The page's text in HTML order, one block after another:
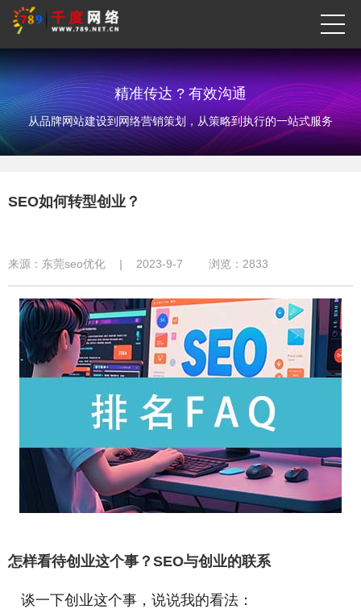
精准传达 ? 有效沟通
从品牌网站建设到网络营销策划，从策略到执行的一站式服务
SEO如何转型创业？
来源： 东莞seo优化 | 2023-9-7 浏览： 2833
怎样看待创业这个事？SEO与创业的联系
谈一下创业这个事，说说我的看法：